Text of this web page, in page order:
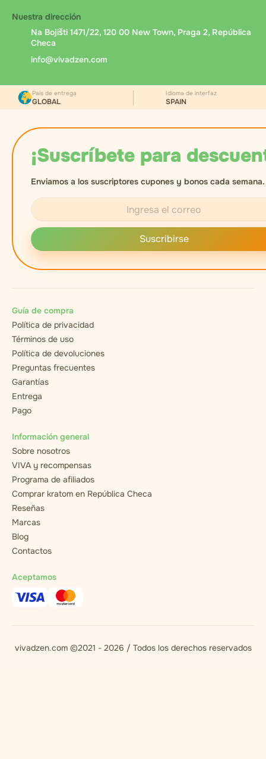
Nuestra dirección
Na Bojišti 1471/22, 120 00 New Town, Praga 2, República
Checa
info@vivadzen.com
¡Suscríbete para
Enviamos a los suscriptores cupones y bonos cada semana.
Suscribirse
País de entrega
GLOBAL
Idioma de interfaz
SPAIN
Guía de compra
Política de privacidad
Términos de uso
Política de devoluciones
Preguntas frecuentes
Garantías
Entrega
Pago
Información general
Sobre nosotros
VIVA y recompensas
Programa de afiliados
Comprar kratom en República Checa
Reseñas
Marcas
Blog
Contactos
Aceptamos
vivadzen.com ©2021 - 2026 / Todos los derechos reservados